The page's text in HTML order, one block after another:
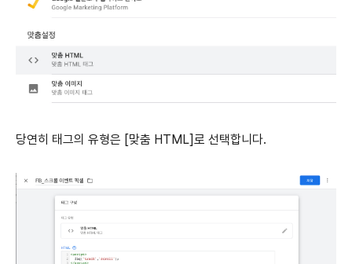
당연히 태그의 유형은 [맞춤 HTML]로 선택합니다.